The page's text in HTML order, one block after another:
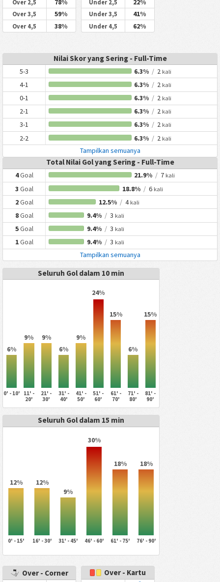
Over 2,5
Over 3,5 59%
Over 4,5 38%
Under 2,5
Under 3,5 41%
Under 4,5 62%
Nilai Skor yang Sering - Full-Time
5-3 6.3% / 2 kali
4-1 6.3% / 2 kali
0-1 6.3% / 2 kali
2-1 6.3% / 2 kali
3-1 6.3% / 2 kali
2-2 6.3% / 2 kali
Tampilkan semuanya
Total Nilai Gol yang Sering - Full-Time
4Goal 21.9% / 7 kali
3 Goal 18.8% / 6 kali
2Goal 12.5% /4 kali
8Goal 9.4% /3 kali
5Goal 9.4% /3 kali
1Goal 9.4% /3 kali
Tampilkan semuanya
Seluruh Gol dalam 10 min
6%
9%
9%
6%
9%
24%
15%
6%
15%
0' - 10'
11' -
20'
21' -
30'
31' -
40'
41' -
50'
51' -
60'
61' -
70'
71' -
80'
81' -
90'
Seluruh Gol dalam 15 min
12%
12%
9%
30%
18% 18%
0' - 15' 16' - 30' 31' - 45' 46' - 60' 61' - 75' 76' - 90'
Over - Corner Over - Kartu